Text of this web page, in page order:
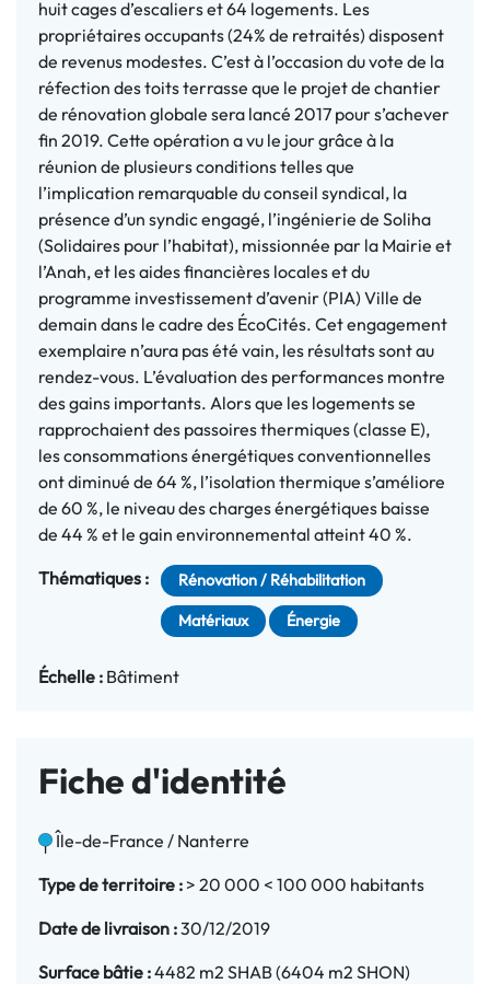
huit cages d’escaliers et 64 logements. Les
propriétaires occupants (24% de retraités) disposent
de revenus modestes. C’est à l’occasion du vote de la
réfection des toits terrasse que le projet de chantier
de rénovation globale sera lancé 2017 pour s’achever
fin 2019. Cette opération a vu le jour grâce à la
réunion de plusieurs conditions telles que
l’implication remarquable du conseil syndical, la
présence d’un syndic engagé, l’ingénierie de Soliha
(Solidaires pour l’habitat), missionnée par la Mairie et
l’Anah, et les aides financières locales et du
programme investissement d’avenir (PIA) Ville de
demain dans le cadre des ÉcoCités. Cet engagement
exemplaire n’aura pas été vain, les résultats sont au
rendez-vous. L’évaluation des performances montre
des gains importants. Alors que les logements se
rapprochaient des passoires thermiques (classe E),
les consommations énergétiques conventionnelles
ont diminué de 64 %, l’isolation thermique s’améliore
de 60 %, le niveau des charges énergétiques baisse
de 44 % et le gain environnemental atteint 40 %.
Thématiques :
Rénovation / Réhabilitation
Matériaux Énergie
Échelle : Bâtiment
Fiche d'identité
Île-de-France / Nanterre
Type de territoire : > 20 000 < 100 000 habitants
Date de livraison :30/12/2019
Surface bâtie :4482 m2 SHAB (6404 m2 SHON)